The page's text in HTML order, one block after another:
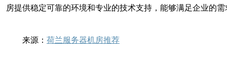
房提供稳定可靠的环境和专业的技术支持，能够满足企业的需
来源： 荷兰服务器机房推荐